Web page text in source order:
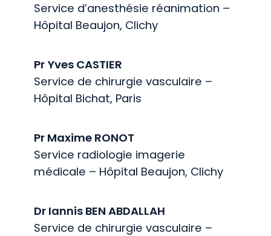
Service d’anesthésie réanimation –
Hôpital Beaujon, Clichy
Pr Yves CASTIER
Service de chirurgie vasculaire –
Hôpital Bichat, Paris
Pr Maxime RONOT
Service radiologie imagerie
médicale – Hôpital Beaujon, Clichy
Dr Iannis BEN ABDALLAH
Service de chirurgie vasculaire –